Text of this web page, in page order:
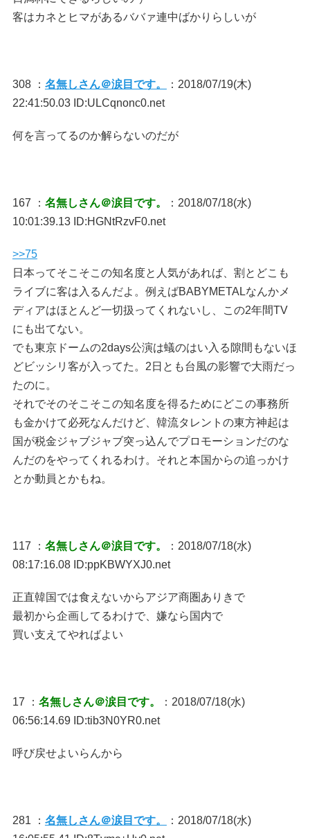
客はカネとヒマがあるババァ連中ばかりらしいが
308 ： 名無しさん＠涙目です。
：2018/07/19(木)
22:41:50.03 ID:ULCqnonc0.net
何を言ってるのか解らないのだが
167 ： 名無しさん＠涙目です。
：2018/07/18(水)
10:01:39.13 ID:HGNtRzvF0.net
>>75
日本ってそこそこの知名度と人気があれば、割とどこも
ライブに客は入るんだよ。例えばBABYMETALなんかメ
ディアはほとんど一切扱ってくれないし、この2年間TV
にも出てない。
でも東京ドームの2days公演は蟻のはい入る隙間もないほ
どビッシリ客が入ってた。2日とも台風の影響で大雨だっ
たのに。
それでそのそこそこの知名度を得るためにどこの事務所
も金かけて必死なんだけど、韓流タレントの東方神起は
国が税金ジャブジャブ突っ込んでプロモーションだのな
んだのをやってくれるわけ。それと本国からの追っかけ
とか動員とかもね。
117 ： 名無しさん＠涙目です。
：2018/07/18(水)
08:17:16.08 ID:ppKBWYXJ0.net
正直韓国では食えないからアジア商圏ありきで
最初から企画してるわけで、嫌なら国内で
買い支えてやればよい
17 ： 名無しさん＠涙目です。
：2018/07/18(水)
06:56:14.69 ID:tib3N0YR0.net
呼び戻せよいらんから
281 ： 名無しさん＠涙目です。
：2018/07/18(水)